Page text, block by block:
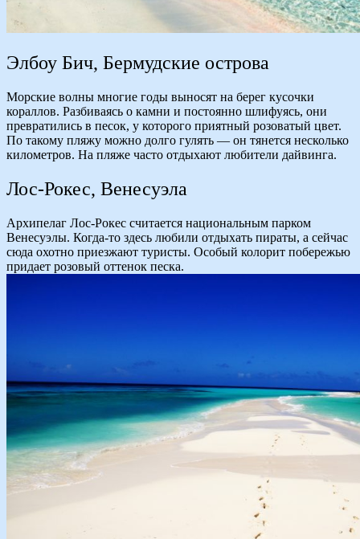
Элбоу Бич, Бермудские острова
Морские волны многие годы выносят на берег кусочки
кораллов. Разбиваясь о камни и постоянно шлифуясь, они
превратились в песок, у которого приятный розоватый цвет.
По такому пляжу можно долго гулять — он тянется несколько
километров. На пляже часто отдыхают любители дайвинга.
Лос-Рокес, Венесуэла
Архипелаг Лос-Рокес считается национальным парком
Венесуэлы. Когда-то здесь любили отдыхать пираты, а сейчас
сюда охотно приезжают туристы. Особый колорит побережью
придает розовый оттенок песка.